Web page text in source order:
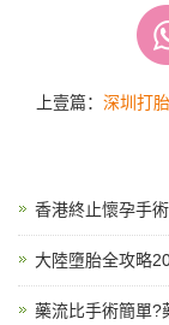
上壹篇： 深圳打
香港終止懷孕手
大陸墮胎全攻略
藥流比手術簡單?